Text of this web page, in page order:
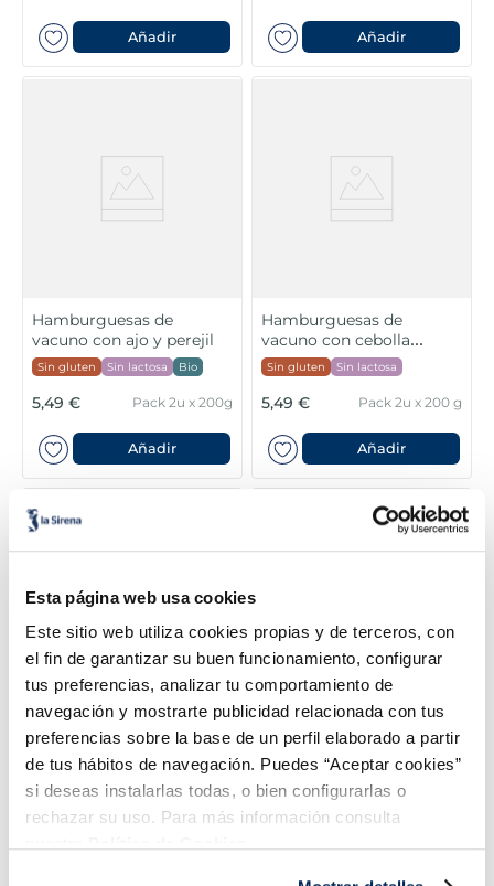
Esta página web usa cookies
Este sitio web utiliza cookies propias y de terceros, con
el fin de garantizar su buen funcionamiento, configurar
tus preferencias, analizar tu comportamiento de
navegación y mostrarte publicidad relacionada con tus
preferencias sobre la base de un perfil elaborado a partir
de tus hábitos de navegación. Puedes “Aceptar cookies”
si deseas instalarlas todas, o bien configurarlas o
rechazar su uso. Para más información consulta
Añadir Añadir
Hamburguesas de
vacuno con ajo y perejil
Sin gluten Sin lactosa Bio
5,49 € Pack 2u x 200g
Añadir
Hamburguesas de
vacuno con cebolla
caramelizada
Sin gluten Sin lactosa
5,49 € Pack 2u x 200 g
Añadir
Pechuga Pollo Empanada
12,99 € Venta al peso
Hamburguesa vacuno
baja en grasa
Sin lactosa
3,79 € Unidad 150g